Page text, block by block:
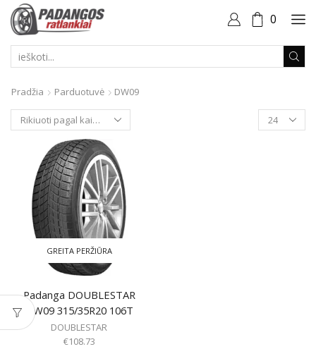
0
Pradžia Parduotuvė
DW09
Produktai
puslapyje
GREITA PERŽIŪRA
Padanga DOUBLESTAR
DW09 315/35R20 106T
DOUBLESTAR
€108.73